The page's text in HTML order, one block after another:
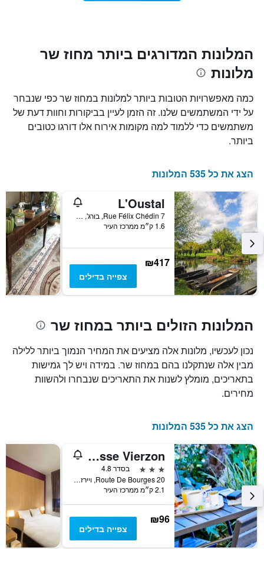
חדר
X
המציגים
את
הימים
שנותרו
עד
למועד
השהות
כולל
ציר
Y
המציג
את
מחיר
הממוצע
של
חדר
המלונות המדורגים ביותר מחוז שר
מלונות
כמה מאפשרויות הטובות ביותר למלונות במחוז שר כפי שנבחר
על ידי המשתמשים שלנו. זה הזמן לעיין בביקורות וחוות דעת של
משתמשים כדי ללמוד למה מקומות אירוח אלו דורגו כטובים
ביותר.
הצג את כל 535 המלונות
L'Oustal
7 Rue Félix Chédin, בורג', מחוז שר, צרפת
1.6 ק״מ ממרכז העיר
₪417
צפייה בדילים
המלונות הזולים ביותר במחוז שר
נכון לעכשיו, מלונות אלה מציעים את המחיר הנמוך ביותר ללילה
מבין אלה שנתקלנו בהם במחוז שר. במידה ויש לך גמישות
בתאריכים, מומלץ לשנות את התאריכים שנבחרו ולהשוות
מחירים.
הצג את כל 535 המלונות
Premiere Classe Vierzon
3 כוכבים
בסדר 4.8
20 Route De Bourges, ויירזו, מחוז שר, צרפת
2.1 ק״מ ממרכז העיר
₪96
צפייה בדילים